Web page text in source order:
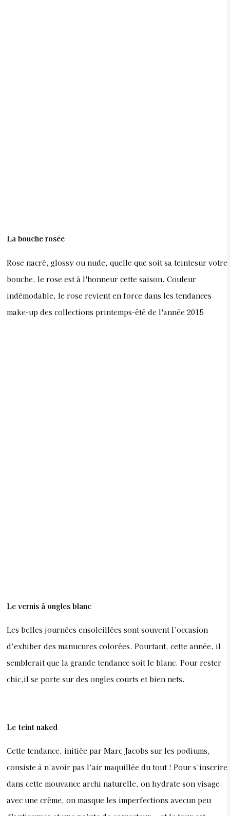
La bouche rosée
Rose nacré, glossy ou nude, quelle que soit sa teintesur votre
bouche, le rose est à l'honneur cette saison. Couleur
indémodable, le rose revient en force dans les tendances
make-up des collections printemps-été de l'année 2015
Le vernis à ongles blanc
Les belles journées ensoleillées sont souvent l’occasion
d’exhiber des manucures colorées. Pourtant, cette année, il
semblerait que la grande tendance soit le blanc. Pour rester
chic,il se porte sur des ongles courts et bien nets.
Le teint naked
Cette tendance, initiée par Marc Jacobs sur les podiums,
consiste à n’avoir pas l’air maquillée du tout ! Pour s’inscrire
dans cette mouvance archi naturelle, on hydrate son visage
avec une crème, on masque les imperfections avecun peu